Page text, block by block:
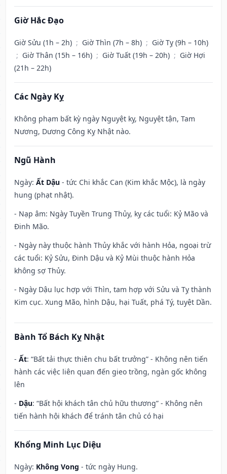
Giờ Hắc Đạo
Giờ Sửu (1h – 2h) ; Giờ Thìn (7h – 8h) ; Giờ Tỵ (9h – 10h)
; Giờ Thân (15h – 16h) ; Giờ Tuất (19h – 20h) ; Giờ Hợi
(21h – 22h)
Các Ngày Kỵ
Không phạm bất kỳ ngày Nguyệt kỵ, Nguyệt tận, Tam
Nương, Dương Công Kỵ Nhật nào.
Ngũ Hành
Ngày: Ất Dậu - tức Chi khắc Can (Kim khắc Mộc), là ngày
hung (phạt nhật).
- Nạp âm: Ngày Tuyền Trung Thủy, kỵ các tuổi: Kỷ Mão và
Đinh Mão.
- Ngày này thuộc hành Thủy khắc với hành Hỏa, ngoại trừ
các tuổi: Kỷ Sửu, Đinh Dậu và Kỷ Mùi thuộc hành Hỏa
không sợ Thủy.
- Ngày Dậu lục hợp với Thìn, tam hợp với Sửu và Tỵ thành
Kim cục. Xung Mão, hình Dậu, hại Tuất, phá Tý, tuyệt Dần.
Bành Tổ Bách Kỵ Nhật
- Ất: “Bất tải thực thiên chu bất trưởng” - Không nên tiến
hành các việc liên quan đến gieo trồng, ngàn gốc không
lên
- Dậu: “Bất hội khách tân chủ hữu thương” - Không nên
tiến hành hội khách để tránh tân chủ có hại
Khổng Minh Lục Diệu
Ngày: Không Vong - tức ngày Hung.